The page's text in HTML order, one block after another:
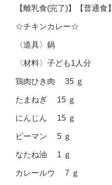
【離乳食(完了)】【普通食】
☆チキンカレー☆
〈道具〉鍋
〈材料〉子ども1 人分
鶏肉ひき肉 35 ｇ
たまねぎ 15 ｇ
にんじん 15 ｇ
ピーマン 5 ｇ
なたね油 1 ｇ
カレールウ 7 ｇ